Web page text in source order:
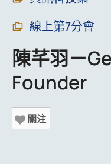
線上第7分會
陳芊羽－
Founder
關注